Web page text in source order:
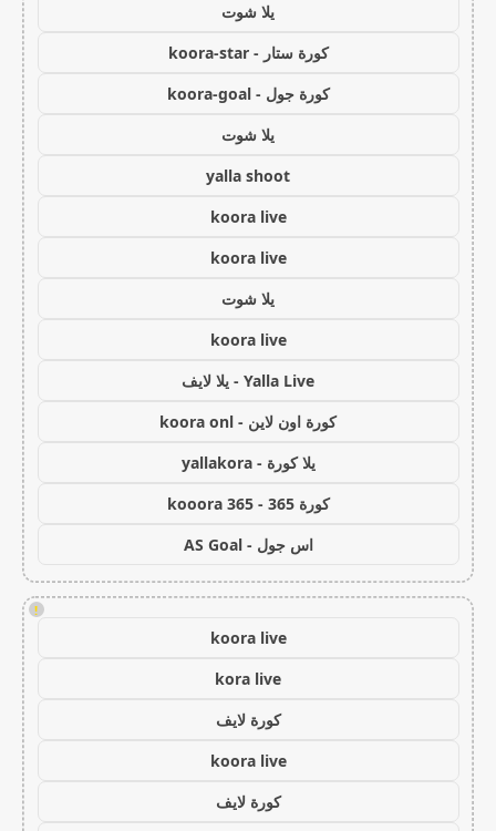
يلا شوت
كورة ستار - koora-star
كورة جول - koora-goal
يلا شوت
yalla shoot
koora live
koora live
يلا شوت
koora live
Yalla Live - يلا لايف
كورة اون لاين - koora onl
يلا كورة - yallakora
كورة 365 - kooora 365
اس جول - AS Goal
!
koora live
kora live
كورة لايف
koora live
كورة لايف